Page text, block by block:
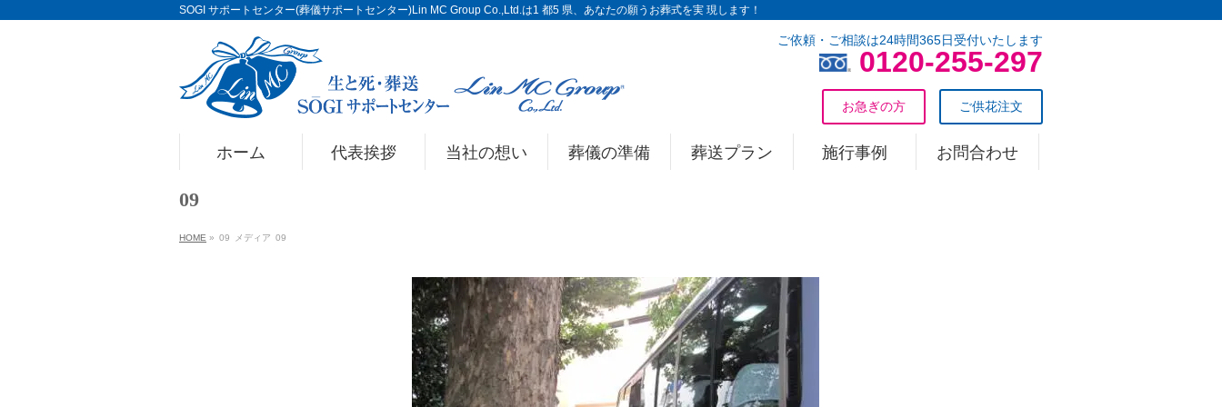
SOGI サポートセンター(葬儀サポートセンター)Lin MC Group Co.,Ltd.は1 都5 県、あなたの願うお葬式を実 現します！
ご依頼・ご相談は24時間365日受付いたします
0120-255-297
ご供花注文
お急ぎの方
ホーム 代表挨拶 当社の想い 葬儀の準備 葬送プラン 施行事例 お問合わせ
09
HOME » 09 メディア 09